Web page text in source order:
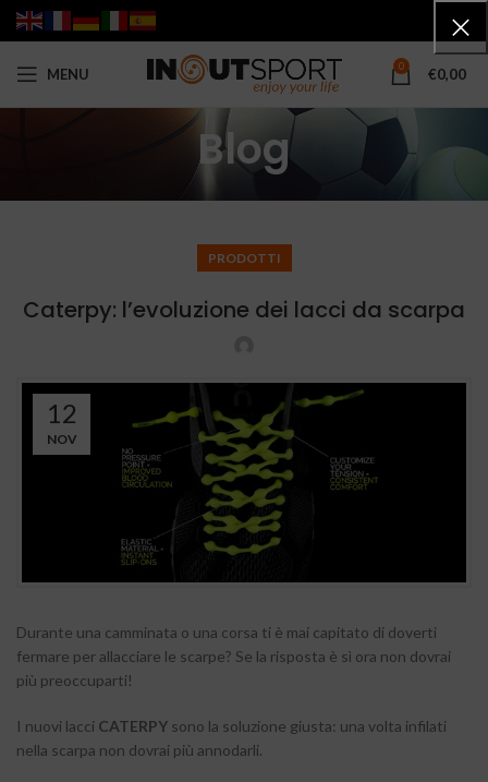
MENU 0 €0,00
Blog
PRODOTTI
Caterpy: l’evoluzione dei lacci da scarpa
12
NOV
Durante una camminata o una corsa ti è mai capitato di doverti
fermare per allacciare le scarpe? Se la risposta è sì ora non dovrai
più preoccuparti!
I nuovi lacci CATERPY sono la soluzione giusta: una volta infilati
nella scarpa non dovrai più annodarli.